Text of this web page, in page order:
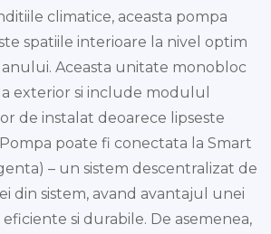
climatice, aceasta pompa
spatiile interioare la nivel optim
Aceasta unitate monobloc
exterior si include modulul
de instalat deoarece lipseste
poate fi conectata la Smart
– un sistem descentralizat de
din sistem, avand avantajul unei
si durabile. De asemenea,